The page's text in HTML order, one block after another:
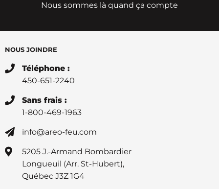
Nous sommes là quand ça compte
NOUS JOINDRE
Téléphone :
450-651-2240
Sans frais :
1-800-469-1963
info@areo-feu.com
5205 J.-Armand Bombardier
Longueuil (Arr. St-Hubert),
Québec J3Z 1G4